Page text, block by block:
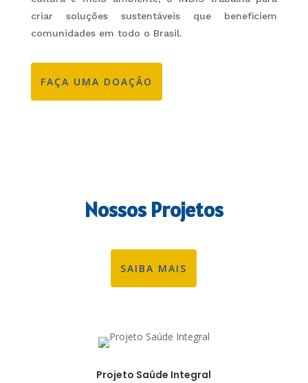
criar soluções sustentáveis que beneficiem
comunidades em todo o Brasil.
FAÇA UMA DOAÇÃO
Nossos Projetos
SAIBA MAIS
Projeto Saúde Integral